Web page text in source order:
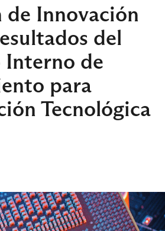
Innovación
del
Interno de
para
Tecnológica